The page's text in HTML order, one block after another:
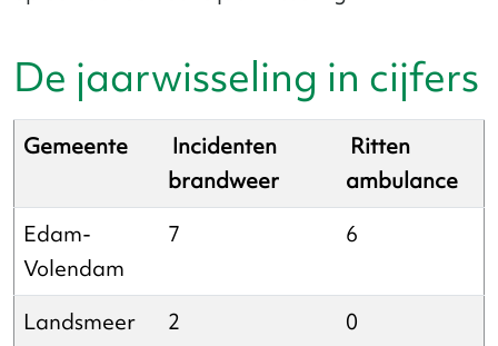
De jaarwisseling in cijfers
Gemeente
Incidenten
brandweer
Ritten
ambulance
Edam-
Volendam
7 6
Landsmeer 2
0